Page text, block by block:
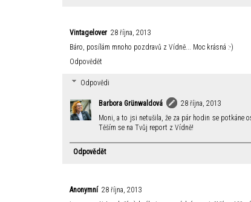
Vintagelover 28 října, 2013
Báro, posílám mnoho pozdravů z Vídně... Moc krásná :-)
Odpovědět
Odpovědi
Barbora Grünwaldová
28 října, 2013
Moni, a to jsi netušila, že za pár hodin se potkáne
Těším se na Tvůj report z Vídně!
Odpovědět
Anonymní 28 října, 2013